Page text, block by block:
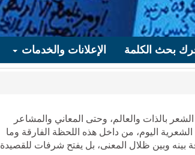
بحث الكلمة الإعلانات والخدمات
بالذات والعالم، وحتى المعاني والمشاعر
اليوم، من داخل هذه اللحظة الفارقة وما
بينه وبين ظلال المعنى، بل يفتح شرفات للقصيدة